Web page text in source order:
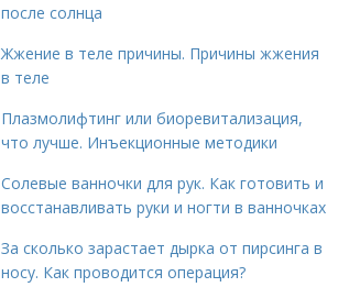
после солнца
Жжение в теле причины. Причины жжения
в теле
Плазмолифтинг или биоревитализация,
что лучше. Инъекционные методики
Солевые ванночки для рук. Как готовить и
восстанавливать руки и ногти в ванночках
За сколько зарастает дырка от пирсинга в
носу. Как проводится операция?